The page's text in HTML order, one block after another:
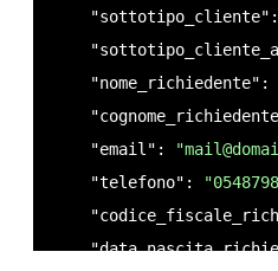
    "nome_richiedente":
    "email":
"
    "telefono":